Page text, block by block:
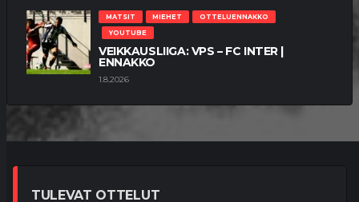
MATSIT MIEHET
OTTELUENNAKKO
YOUTUBE
VEIKKAUSLIIGA: VPS – FC INTER |
ENNAKKO
1.8.2026
TULEVAT OTTELUT